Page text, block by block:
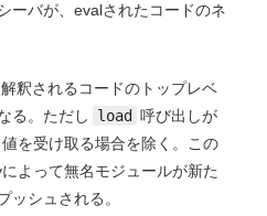
ーバが、evalされたコードのネ
釈されるコードのトップレベ
る。ただし
load 呼び出しが
を受け取る場合を除く。この
よって無名モジュールが新た
ッシュされる。